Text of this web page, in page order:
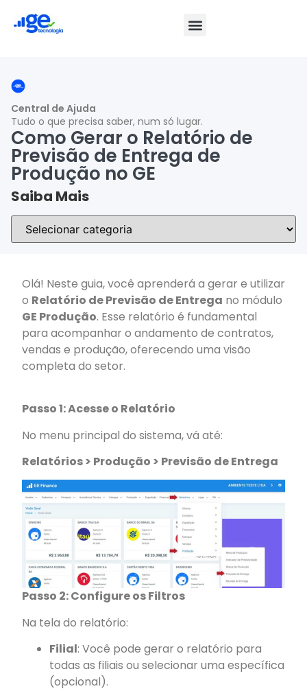
Central de Ajuda
Tudo o que precisa saber, num só lugar.
Como Gerar o Relatório de
Previsão de Entrega de
Produção no GE
Saiba Mais
Olá! Neste guia, você aprenderá a gerar e utilizar
o Relatório de Previsão de Entrega no módulo
GE Produção. Esse relatório é fundamental
para acompanhar o andamento de contratos,
vendas e produção, oferecendo uma visão
completa do setor.
Passo 1: Acesse o Relatório
No menu principal do sistema, vá até:
Relatórios > Produção > Previsão de Entrega
Passo 2: Configure os Filtros
Na tela do relatório:
Filial: Você pode gerar o relatório para
todas as filiais ou selecionar uma específica
(opcional).